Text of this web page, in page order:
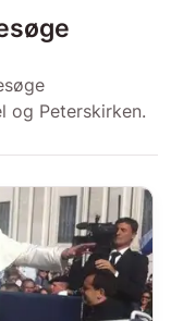
og Peterskirken.